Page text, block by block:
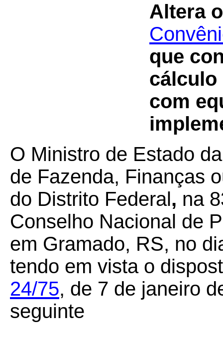
Altera
que
cálculo
com
O Ministro de Estado
de Fazenda, Finanças
do Distrito Federal, na
Conselho Nacional de
em Gramado, RS, no
tendo em vista o
24/75, de 7 de janeiro
seguinte